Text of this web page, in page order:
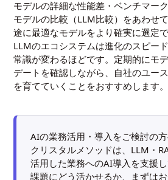
モデルの詳細な性能差・ベンチマー
モデルの比較（LLM比較） をあわせ
途に最適なモデルをより確実に選定
LLMのエコシステムは進化のスピー
常識が変わるほどです。定期的にモ
デートを確認しながら、自社のユー
を育てていくことをおすすめします。
AIの業務活用・導入をご検討の
クリスタルメソッドは、LLM・
活用した業務へのAI導入を支援
課題にどう活かせるか、まずは